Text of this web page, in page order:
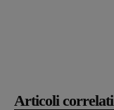
Articoli correlati